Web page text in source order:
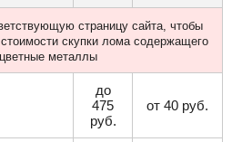
страницу сайта, чтобы
скупки лома содержащего
цветные металлы
до
475
руб.
от 40 руб.